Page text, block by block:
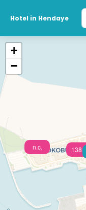
Hotel in Hendaye
n.c. 138 €
+
−